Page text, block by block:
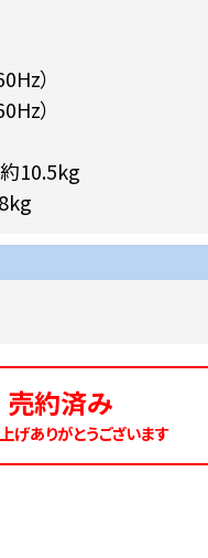
）
）
10.5kg
売約済み
げありがとうございます